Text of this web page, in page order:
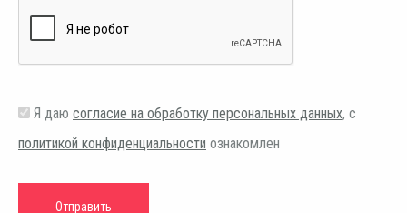
Я даю согласие на обработку персональных данных, с
политикой конфиденциальности ознакомлен